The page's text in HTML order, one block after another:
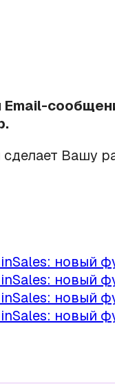
Email-
Вашу
новый
новый
новый
новый